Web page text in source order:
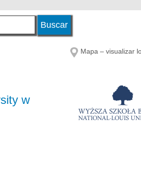
Mapa – visualizar
w